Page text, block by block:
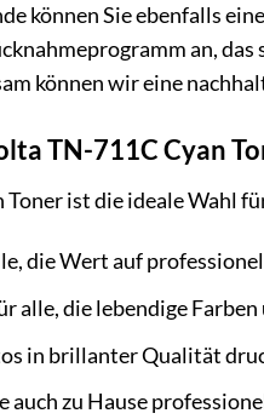
können Sie ebenfalls
an,
können wir eine
TN-711C Cyan
ist die ideale Wahl
die Wert auf
alle, die lebendige
in brillanter Qualität
auch zu Hause